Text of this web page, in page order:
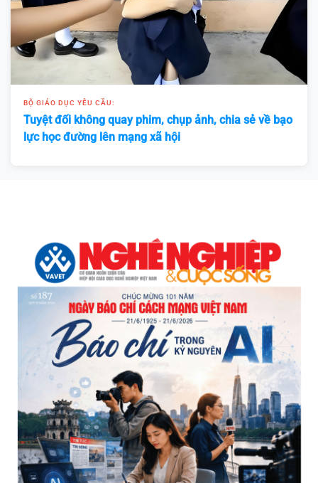
BỘ GIÁO DỤC YÊU CẦU:
Tuyệt đối không quay phim, chụp ảnh, chia sẻ về bạo
lực học đường lên mạng xã hội